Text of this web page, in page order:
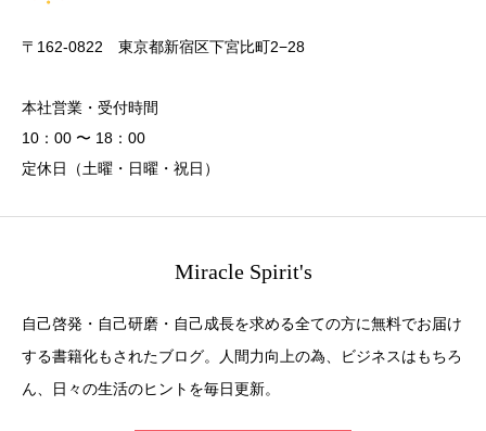
〒162-0822 東京都新宿区下宮比町2−28
本社営業・受付時間
10：00 〜 18：00
定休日（土曜・日曜・祝日）
Miracle Spirit's
自己啓発・自己研磨・自己成長を求める全ての方に無料でお届け
する書籍化もされたブログ。人間力向上の為、ビジネスはもちろ
ん、日々の生活のヒントを毎日更新。